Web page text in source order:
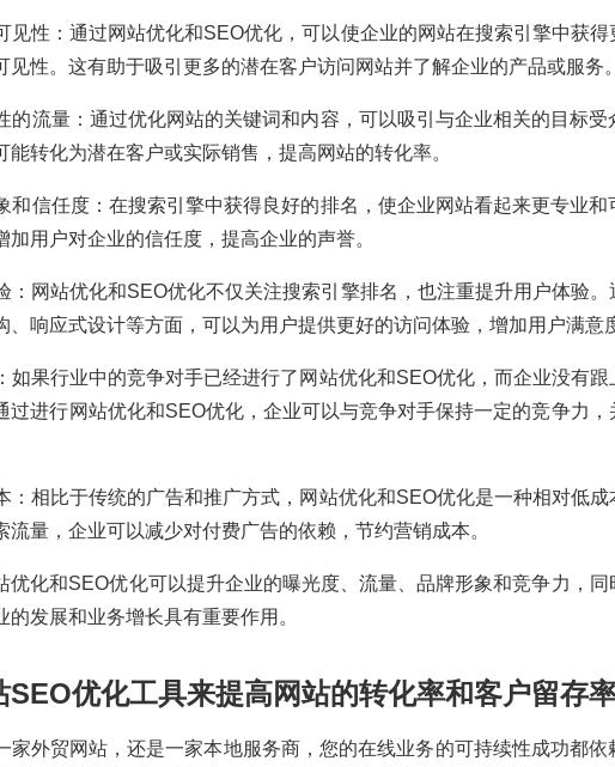
见性：通过网站优化和SEO优化，可以使企业的网站在搜索引擎中获
见性。这有助于吸引更多的潜在客户访问网站并了解企业的产品或服务。
的流量：通过优化网站的关键词和内容，可以吸引与企业相关的目标
能转化为潜在客户或实际销售，提高网站的转化率。
和信任度：在搜索引擎中获得良好的排名，使企业网站看起来更专业和
加用户对企业的信任度，提高企业的声誉。
：网站优化和SEO优化不仅关注搜索引擎排名，也注重提升用户体验
、响应式设计等方面，可以为用户提供更好的访问体验，增加用户满意
如果行业中的竞争对手已经进行了网站优化和SEO优化，而企业没有
过进行网站优化和SEO优化，企业可以与竞争对手保持一定的竞争力，
：相比于传统的广告和推广方式，网站优化和SEO优化是一种相对低成
流量，企业可以减少对付费广告的依赖，节约营销成本。
优化和SEO优化可以提升企业的曝光度、流量、品牌形象和竞争力，
发展和业务增长具有重要作用。
SEO优化工具来提高网站的转化率和客户留存
家外贸网站，还是一家本地服务商，您的在线业务的可持续性成功都依